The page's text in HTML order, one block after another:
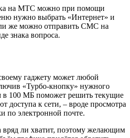
на МТС можно при помощи
нужно выбрать «Интернет» и
же можно отправить СМС на
знака вопроса.
гаджету может любой
«Турбо-кнопку» нужного
в 100 МБ поможет решить текущие
доступа к сети, – вроде просмотра
по электронной почте.
вряд ли хватит, поэтому желающим